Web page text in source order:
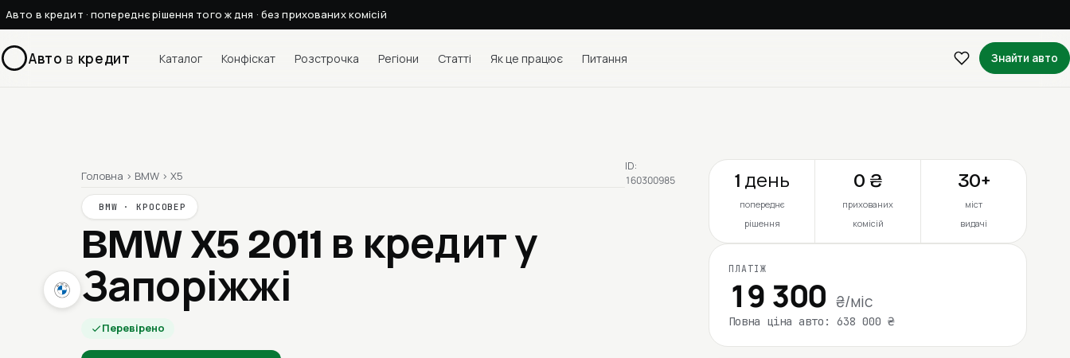
Авто в кредит · попереднє рішення того ж дня · без прихованих комісій
Авто в кредит Каталог Конфіскат Розстрочка Регіони Статті Як це працює Питання Знайти авто
Головна › BMW › X5
BMW · КРОСОВЕР
BMW X5 2011 в кредит у
Запоріжжі
Перевірено
ID:
160300985
1 день
попереднє
рішення
0 ₴
прихованих
комісій
30+
міст
видачі
ПЛАТІЖ
19 300 ₴/міс
Повна ціна авто: 638 000 ₴